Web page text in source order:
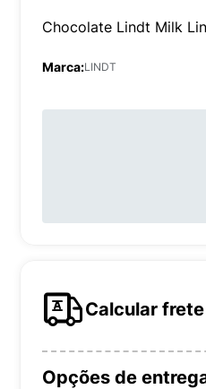
Chocolate Lindt Milk
Marca:LINDT
Calcular frete
Opções de